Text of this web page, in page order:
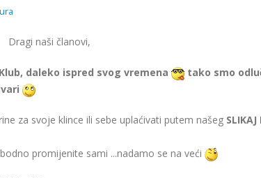
Dragi naši članovi,
daleko ispred svog vremena
tako smo
za svoje klince ili sebe uplaćivati putem našeg
promijenite sami ...nadamo se na veći